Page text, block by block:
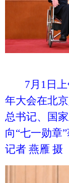
7月1日
年大会在北
总书记、国
向“七一勋章
记者 燕雁 摄